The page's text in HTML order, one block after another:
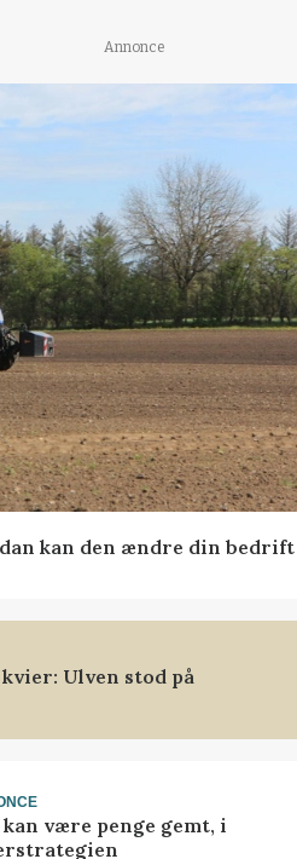
Annonce
kan den ændre din bedrift
Ulven stod på
være penge gemt, i